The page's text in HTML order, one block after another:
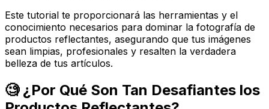
Este tutorial te proporcionará las herramientas y el
conocimiento necesarios para dominar la fotografía de
productos reflectantes, asegurando que tus imágenes
sean limpias, profesionales y resalten la verdadera
belleza de tus artículos.
🧐 ¿Por Qué Son Tan Desafiantes los